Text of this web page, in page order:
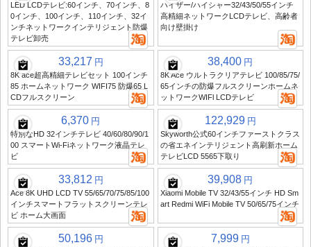
LED LCDテレビ:60インチ、70インチ、8
0インチ、100インチ、110インチ、32イ
ンチネットワークインテリジェント防爆
テレビ卸売
ハイザー/ハイシャー32/43/50/55インチ
高精細ネットワークLCDテレビ、高齢者
向け壁掛け
33,217 円
8K ace超高精細テレビセット 100インチ
85 ホームネットワーク WIFI75 防爆65 L
CDフルスクリーン
38,400 円
8K Ace ウルトラクリアテレビ 100/85/75/
65インチの防爆フルスクリーンホームネ
ットワークWIFl LCDテレビ
6,370 円
特別なHD 32インチテレビ 40/60/80/90/1
00 スマートWi-Fiネットワーク液晶テレ
ビ
122,929 円
Skyworth公式60インチファーストクラス
の省エネインテリジェント高刷新ホーム
テレビLCD 5565下取り
33,812 円
Ace 8K UHD LCD TV 55/65/70/75/85/100
インチスマートフラットスクリーンテレ
ビ ホーム大画面
39,908 円
Xiaomi Mobile TV 32/43/55インチ HD Sm
art Redmi WiFi Mobile TV 50/65/75インチ
50,196 円 7,999 円